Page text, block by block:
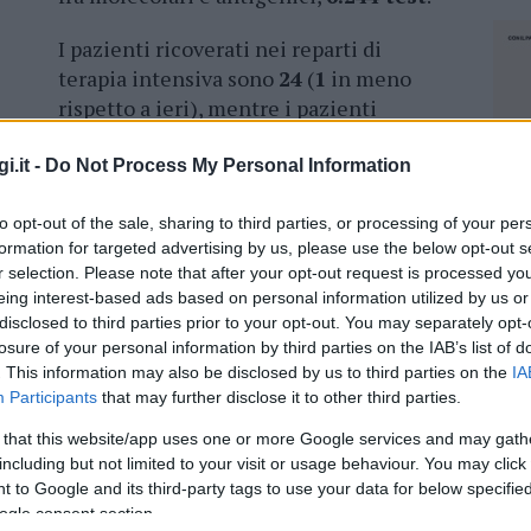
- Do Not Process My Personal Information
opt-out of the sale, sharing to third parties, or processing of your
for targeted advertising by us, please use the below opt-out
selection. Please note that after your opt-out request is processed
interest-based ads based on personal information utilized by us
to third parties prior to your opt-out. You may separately
of your personal information by third parties on the IAB’s list of
This information may also be disclosed by us to third parties on the
Participants that may further disclose it to other third parties.
that this website/app uses one or more Google services and may
but not limited to your visit or usage behaviour. You may
to Google and its third-party tags to use your data for below
consent section.
I pazienti ricoverati nei reparti di
terapia intensiva sono 24 (1 in meno
rispetto a ieri), mentre i pazienti
i casi di isolamento domiciliare (+ 104
di50e 83anni e una donna di74, tutti
di Cagliari.
cliccandoqui